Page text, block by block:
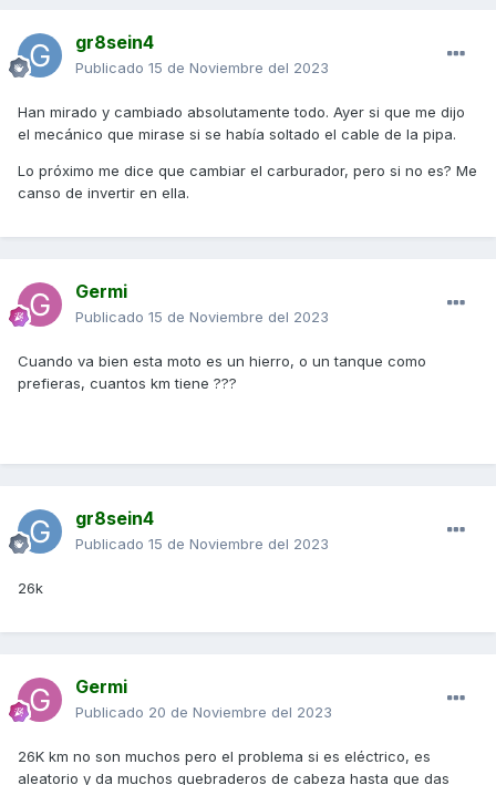
gr8sein4
Publicado 15 de Noviembre del 2023
Han mirado y cambiado absolutamente todo. Ayer si que me dijo
el mecánico que mirase si se había soltado el cable de la pipa.
Lo próximo me dice que cambiar el carburador, pero si no es? Me
canso de invertir en ella.
Germi
Publicado 15 de Noviembre del 2023
Cuando va bien esta moto es un hierro, o un tanque como
prefieras, cuantos km tiene ???
gr8sein4
Publicado 15 de Noviembre del 2023
26k
Germi
Publicado 20 de Noviembre del 2023
26K km no son muchos pero el problema si es eléctrico, es
aleatorio y da muchos quebraderos de cabeza hasta que das